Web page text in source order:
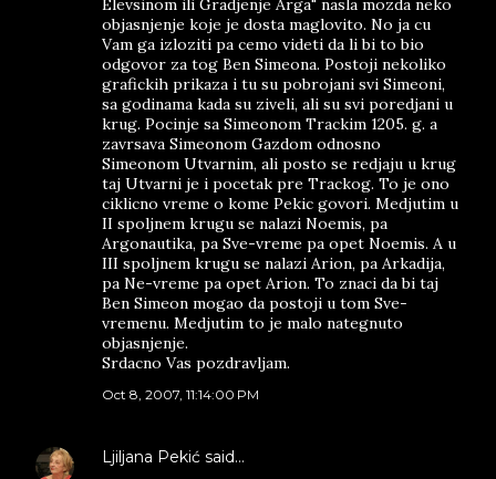
Elevsinom ili Gradjenje Arga" nasla mozda neko
objasnjenje koje je dosta maglovito. No ja cu
Vam ga izloziti pa cemo videti da li bi to bio
odgovor za tog Ben Simeona. Postoji nekoliko
grafickih prikaza i tu su pobrojani svi Simeoni,
sa godinama kada su ziveli, ali su svi poredjani u
krug. Pocinje sa Simeonom Trackim 1205. g. a
zavrsava Simeonom Gazdom odnosno
Simeonom Utvarnim, ali posto se redjaju u krug
taj Utvarni je i pocetak pre Trackog. To je ono
ciklicno vreme o kome Pekic govori. Medjutim u
II spoljnem krugu se nalazi Noemis, pa
Argonautika, pa Sve-vreme pa opet Noemis. A u
III spoljnem krugu se nalazi Arion, pa Arkadija,
pa Ne-vreme pa opet Arion. To znaci da bi taj
Ben Simeon mogao da postoji u tom Sve-
vremenu. Medjutim to je malo nategnuto
objasnjenje.
Srdacno Vas pozdravljam.
Oct 8, 2007, 11:14:00 PM
Ljiljana Pekić said…